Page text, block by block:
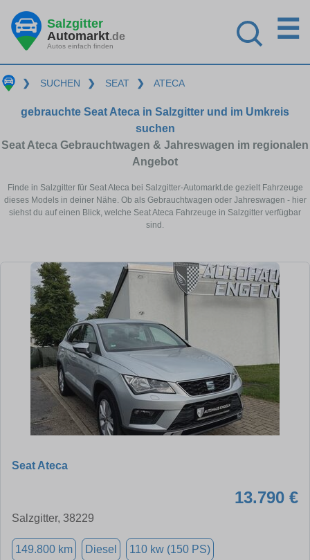
Salzgitter
Automarkt.de
Autos einfach finden
☰
❯ SUCHEN ❯ SEAT ❯ ATECA
gebrauchte Seat Ateca in Salzgitter und im Umkreis
suchen
Seat Ateca Gebrauchtwagen & Jahreswagen im regionalen
Angebot
Finde in Salzgitter für Seat Ateca bei Salzgitter-Automarkt.de gezielt Fahrzeuge
dieses Models in deiner Nähe. Ob als Gebrauchtwagen oder Jahreswagen - hier
siehst du auf einen Blick, welche Seat Ateca Fahrzeuge in Salzgitter verfügbar
sind.
Seat Ateca
13.790 €
Salzgitter, 38229
149.800 km Diesel 110 kw (150 PS)